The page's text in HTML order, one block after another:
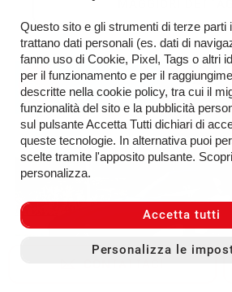
Questo sito e gli strumenti di terze parti
trattano dati personali (es. dati di
fanno uso di Cookie, Pixel, Tags o altri
per il funzionamento e per il
descritte nella cookie policy, tra cui il
funzionalità del sito e la pubblicità
sul pulsante Accetta Tutti dichiari di
queste tecnologie. In alternativa puoi
scelte tramite l'apposito pulsante.
personalizza.
Accetta tutti
Personalizza le